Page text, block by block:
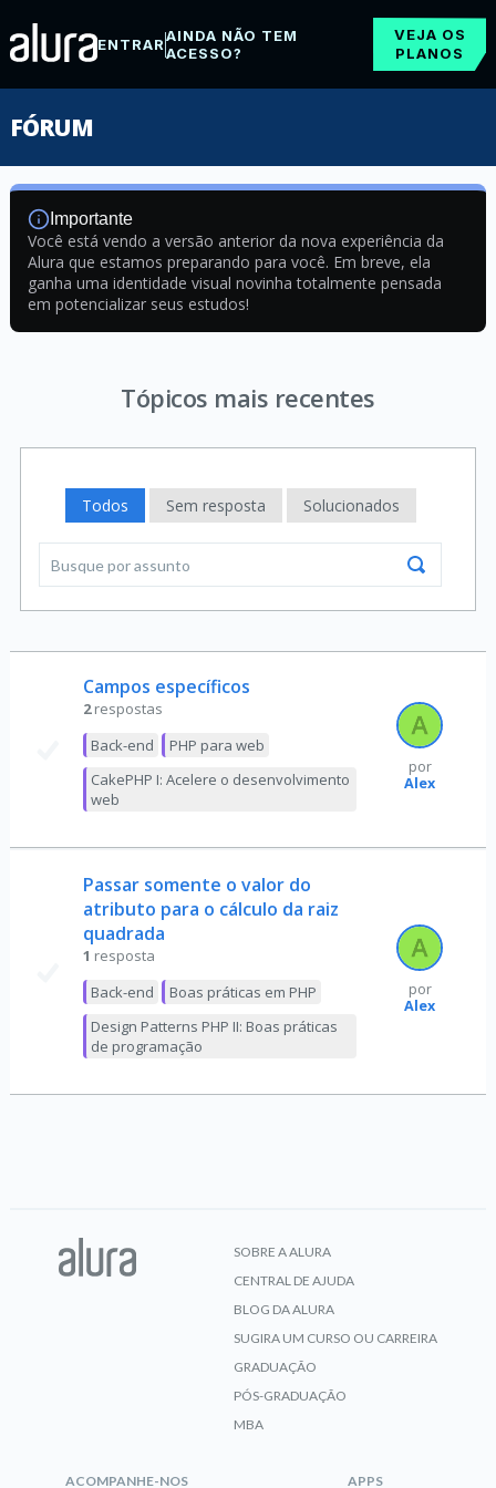
ENTRARAINDA NÃO TEM
ACESSO?
VEJA OS
PLANOS
FÓRUM
Importante
Você está vendo a versão anterior da nova experiência da
Alura que estamos preparando para você. Em breve, ela
ganha uma identidade visual novinha totalmente pensada
em potencializar seus estudos!
Tópicos mais recentes
Todos Sem resposta Solucionados
Campos específicos
2 respostas
Back-end
PHP para web
CakePHP I: Acelere o desenvolvimento
web
por
Alex
Passar somente o valor do
atributo para o cálculo da raiz
quadrada
1 resposta
Back-end
Boas práticas em PHP
Design Patterns PHP II: Boas práticas
de programação
por
Alex
SOBRE A ALURA
CENTRAL DE AJUDA
BLOG DA ALURA
SUGIRA UM CURSO OU CARREIRA
GRADUAÇÃO
PÓS-GRADUAÇÃO
MBA
ACOMPANHE-NOS APPS